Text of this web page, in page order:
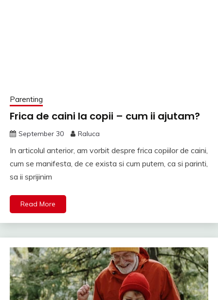
Parenting
Frica de caini la copii – cum ii ajutam?
September 30 Raluca
In articolul anterior, am vorbit despre frica copiilor de caini,
cum se manifesta, de ce exista si cum putem, ca si parinti,
sa ii sprijinim
Read More